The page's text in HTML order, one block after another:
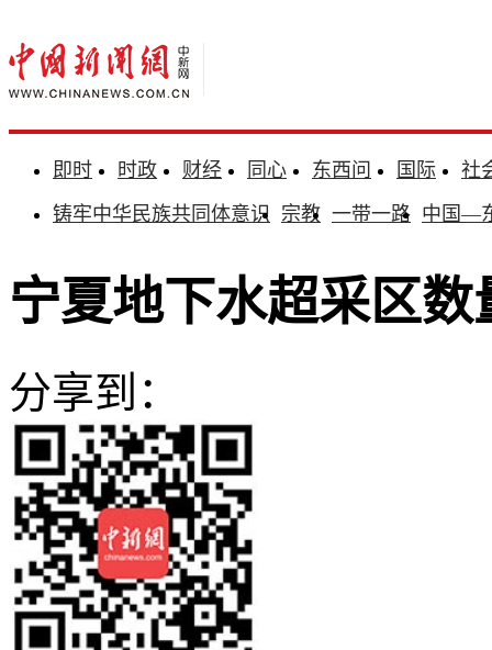
即时 时政 财经 同心 东西问 国际
社
铸牢中华民族共同体意识 宗教 一带一路 中国—
宁夏地下水超采区
分享到：